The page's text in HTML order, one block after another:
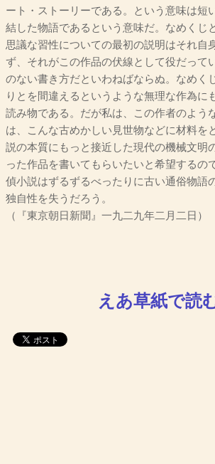
ート・ストーリーである。という意味は短
結した物語であるという意味だ。なめくじ
思議な習性についての最初の説明はそれ自
ず、それがこの作品の伏線として役だって
のない書き方だといわねばならぬ。なめく
りとを間違えるというような無理な作為に
読み物である。だが私は、この作者のよう
は、こんな古めかしい見世物などに材料を
説の本質にもっと接近した現代の機械文明
った作品を書いてもらいたいと希望するの
偵小説はずるずるべったりに古い通俗物語
独自性を失うだろう。
（『東京朝日新聞』一九二九年二月二日）
えあ草紙で読